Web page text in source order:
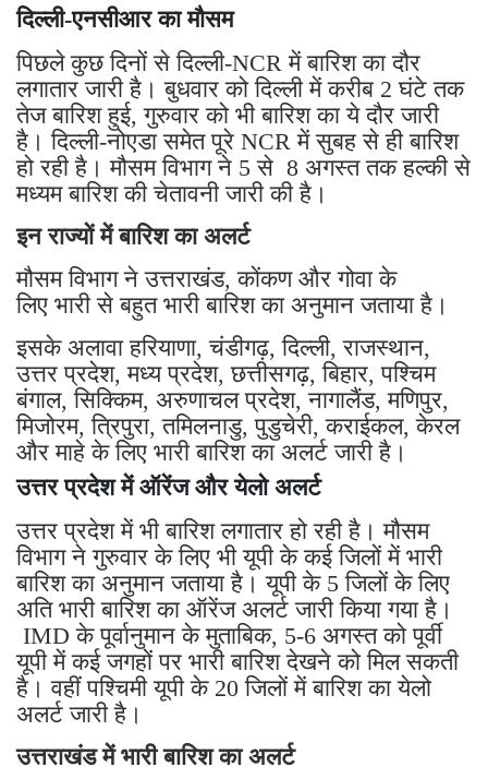
दिल्ली-एनसीआर का मौसम
पिछले कुछ दिनों से दिल्ली-NCR में बारिश का दौर
लगातार जारी है। बुधवार को दिल्ली में करीब 2 घंटे तक
तेज बारिश हुई, गुरुवार को भी बारिश का ये दौर जारी
है। दिल्ली-नोएडा समेत पूरे NCR में सुबह से ही बारिश
हो रही है। मौसम विभाग ने 5 से 8 अगस्त तक हल्की से
मध्यम बारिश की चेतावनी जारी की है।
इन राज्यों में बारिश का अलर्ट
मौसम विभाग ने उत्तराखंड, कोंकण और गोवा के
लिए भारी से बहुत भारी बारिश का अनुमान जताया है।
इसके अलावा हरियाणा, चंडीगढ़, दिल्ली, राजस्थान,
उत्तर प्रदेश, मध्य प्रदेश, छत्तीसगढ़, बिहार, पश्चिम
बंगाल, सिक्किम, अरुणाचल प्रदेश, नागालैंड, मणिपुर,
मिजोरम, त्रिपुरा, तमिलनाडु, पुडुचेरी, कराईकल, केरल
और माहे के लिए भारी बारिश का अलर्ट जारी है।
उत्तर प्रदेश में ऑरेंज और येलो अलर्ट
उत्तर प्रदेश में भी बारिश लगातार हो रही है। मौसम
विभाग ने गुरुवार के लिए भी यूपी के कई जिलों में भारी
बारिश का अनुमान जताया है। यूपी के 5 जिलों के लिए
अति भारी बारिश का ऑरेंज अलर्ट जारी किया गया है।
IMD के पूर्वानुमान के मुताबिक, 5-6 अगस्त को पूर्वी
यूपी में कई जगहों पर भारी बारिश देखने को मिल सकती
है। वहीं पश्चिमी यूपी के 20 जिलों में बारिश का येलो
अलर्ट जारी है।
उत्तराखंड में भारी बारिश का अलर्ट